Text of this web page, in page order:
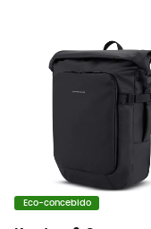
Eco-concebido